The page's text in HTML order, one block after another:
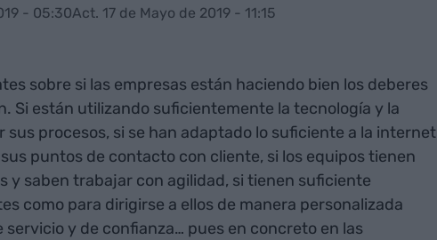
- 05:30Act. 17 de Mayo de 2019 - 11:15
sobre si las empresas están haciendo bien los deberes
Si están utilizando suficientemente la tecnología y la
procesos, si se han adaptado lo suficiente a la internet
puntos de contacto con cliente, si los equipos tienen
y saben trabajar con agilidad, si tienen suficiente
como para dirigirse a ellos de manera personalizada
servicio y de confianza… pues en concreto en las